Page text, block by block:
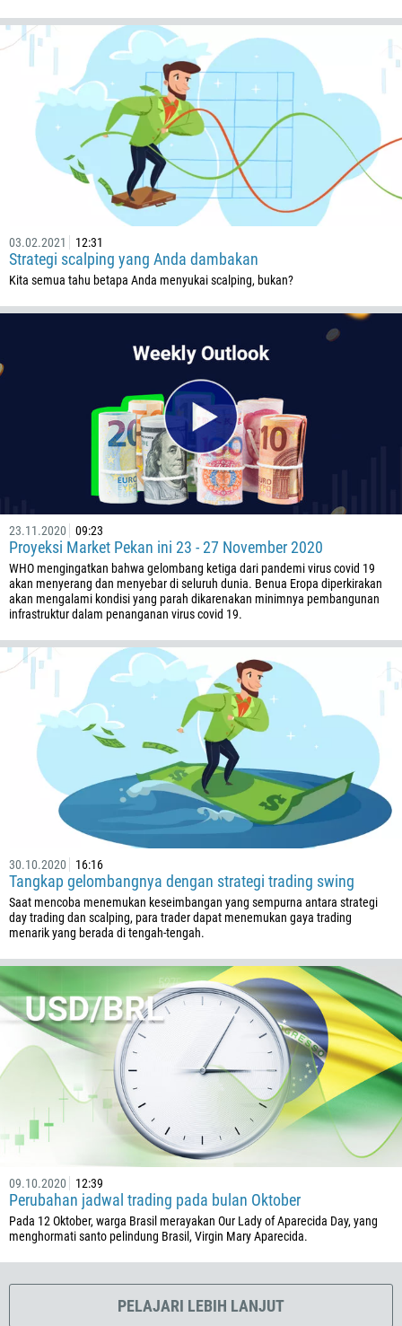
03.02.2021 12:31
Strategi scalping yang Anda dambakan
Kita semua tahu betapa Anda menyukai scalping, bukan?
23.11.2020 09:23
Proyeksi Market Pekan ini 23 - 27 November 2020
WHO mengingatkan bahwa gelombang ketiga dari pandemi virus covid 19
akan menyerang dan menyebar di seluruh dunia. Benua Eropa diperkirakan
akan mengalami kondisi yang parah dikarenakan minimnya pembangunan
infrastruktur dalam penanganan virus covid 19.
30.10.2020 16:16
Tangkap gelombangnya dengan strategi trading swing
Saat mencoba menemukan keseimbangan yang sempurna antara strategi
day trading dan scalping, para trader dapat menemukan gaya trading
menarik yang berada di tengah-tengah.
09.10.2020 12:39
Perubahan jadwal trading pada bulan Oktober
Pada 12 Oktober, warga Brasil merayakan Our Lady of Aparecida Day, yang
menghormati santo pelindung Brasil, Virgin Mary Aparecida.
PELAJARI LEBIH LANJUT
880
1246
375
501
1441
591
387
267
359
226
257
855
1
238
1345
235
86
61
242
243
682
506
225
53
420
45
253
593
20
240